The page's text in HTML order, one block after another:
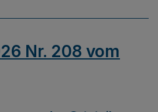
Nr. 208 vom